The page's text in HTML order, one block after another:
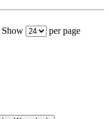
Show per page